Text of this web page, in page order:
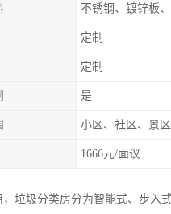
不锈钢、镀锌板
定制
定制
是
小区、社区、景
1666元/面议
垃圾分类房分为智能式、步入